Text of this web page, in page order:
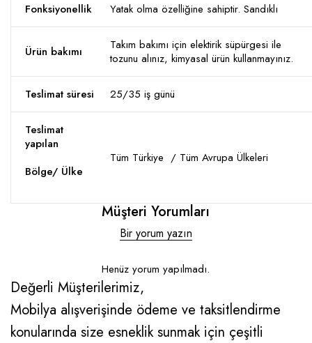
Fonksiyonellik Yatak olma özelliğine sahiptir. Sandıklı
Ürün bakımı
Takım bakımı için elektirik süpürgesi ile
tozunu alınız, kimyasal ürün kullanmayınız.
Teslimat süresi 25/35 iş günü
Teslimat
yapılan
Bölge/ Ülke
Tüm Türkiye / Tüm Avrupa Ülkeleri
Müşteri Yorumları
Bir yorum yazın
Henüz yorum yapılmadı.
Değerli Müşterilerimiz,
Mobilya alışverişinde ödeme ve taksitlendirme
konularında size esneklik sunmak için çeşitli